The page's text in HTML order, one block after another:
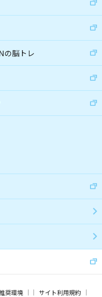
の脳トレ
奨環境 サイト利用規約